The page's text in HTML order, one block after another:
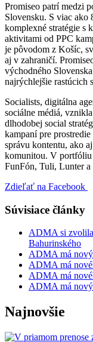
Promiseo patrí medzi
Slovensku. S viac ako
komplexné stratégie s
aktivitami od PPC
je pôvodom z Košíc,
aj v zahraničí.
východného
najrýchlejšie rastúcich
Socialists, digitálna
sociálne médiá,
dlhodobej social
kampaní pre
správu kontentu, ako
komunitou. V portfóliu
FunFón, Tuli, Lunter a
Zdieľať na Facebook
Súvisiace články
ADMA si zvolila
Bahurinského
ADMA má
ADMA má
ADMA má
ADMA má
Najnovšie